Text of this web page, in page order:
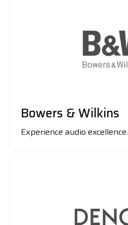
Bowers & Wilkins
Experience audio excellence.